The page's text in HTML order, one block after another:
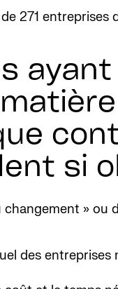
271
si
»
des